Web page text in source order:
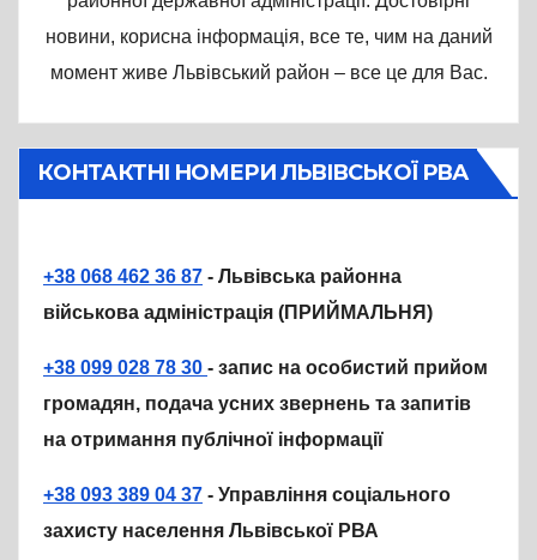
новини, корисна інформація, все те, чим на даний
момент живе Львівський район – все це для Вас.
КОНТАКТНІ НОМЕРИ ЛЬВІВСЬКОЇ РВА
+38 068 462 36 87 - Львівська районна
військова адміністрація (ПРИЙМАЛЬНЯ)
+38 099 028 78 30 - запис на особистий прийом
громадян, подача усних звернень та запитів
на отримання публічної інформації
+38 093 389 04 37 - Управління соціального
захисту населення Львівської РВА